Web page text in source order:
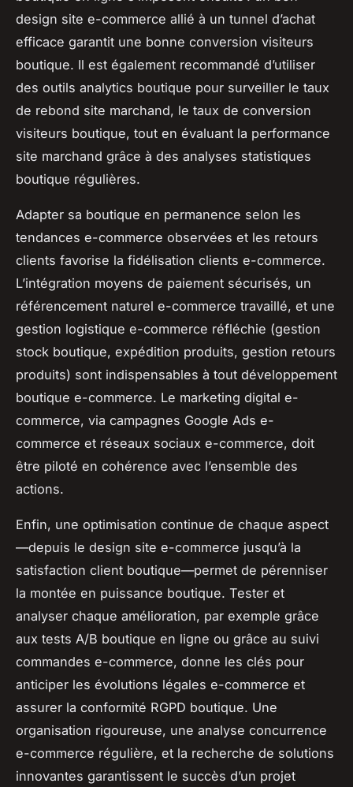
design site e-commerce allié à un tunnel d’achat
efficace garantit une bonne conversion visiteurs
boutique. Il est également recommandé d’utiliser
des outils analytics boutique pour surveiller le taux
de rebond site marchand, le taux de conversion
visiteurs boutique, tout en évaluant la performance
site marchand grâce à des analyses statistiques
boutique régulières.
Adapter sa boutique en permanence selon les
tendances e-commerce observées et les retours
clients favorise la fidélisation clients e-commerce.
L’intégration moyens de paiement sécurisés, un
référencement naturel e-commerce travaillé, et une
gestion logistique e-commerce réfléchie (gestion
stock boutique, expédition produits, gestion retours
produits) sont indispensables à tout développement
boutique e-commerce. Le marketing digital e-
commerce, via campagnes Google Ads e-
commerce et réseaux sociaux e-commerce, doit
être piloté en cohérence avec l’ensemble des
actions.
Enfin, une optimisation continue de chaque aspect
—depuis le design site e-commerce jusqu’à la
satisfaction client boutique—permet de pérenniser
la montée en puissance boutique. Tester et
analyser chaque amélioration, par exemple grâce
aux tests A/B boutique en ligne ou grâce au suivi
commandes e-commerce, donne les clés pour
anticiper les évolutions légales e-commerce et
assurer la conformité RGPD boutique. Une
organisation rigoureuse, une analyse concurrence
e-commerce régulière, et la recherche de solutions
innovantes garantissent le succès d’un projet